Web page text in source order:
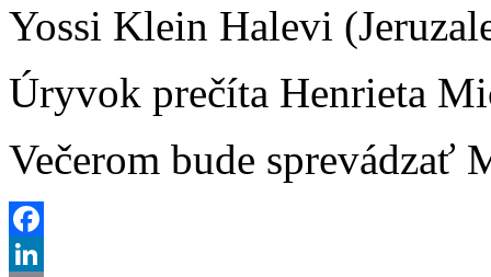
Yossi Klein Halevi
Úryvok prečíta Henrieta
Večerom bude sprevádzať
Facebook